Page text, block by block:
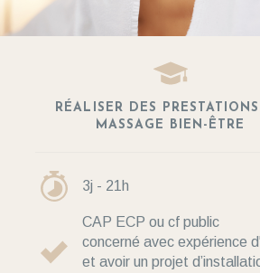
RÉALISER DES
MASSAGE BIEN-ÊTRE
3j - 21h
CAP ECP ou cf public
concerné avec expérience
et avoir un projet